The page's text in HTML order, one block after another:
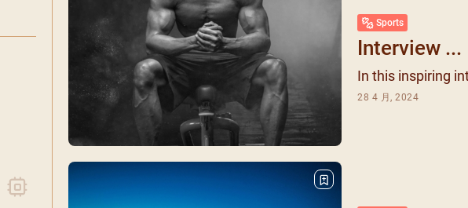
提前主日彌撒 – 周景勳神父
(2025/09/13)
提前主日彌撒 – 郭偉基神父
(2025/10/25)
主日10:00彌撒 – 陳永超神父
(2025/11/23)
主日9:30彌撒 – 談雷濤神父
(2025/12/14)
每月靈修及明供聖體
Sports
Interview ...
In this inspiring
28 4 月, 2024